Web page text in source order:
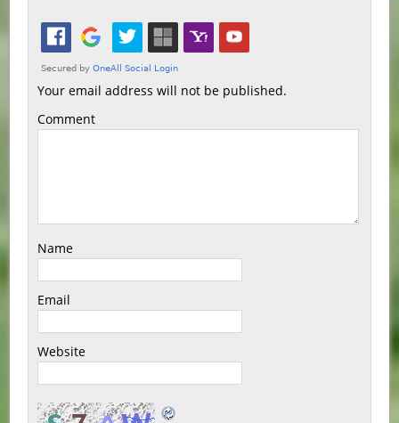
Your email address will not be published.
Comment
Name
Email
Website